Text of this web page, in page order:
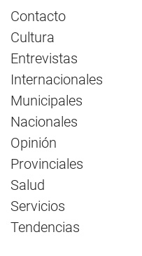
Contacto
Cultura
Entrevistas
Internacionales
Municipales
Nacionales
Opinión
Provinciales
Salud
Servicios
Tendencias